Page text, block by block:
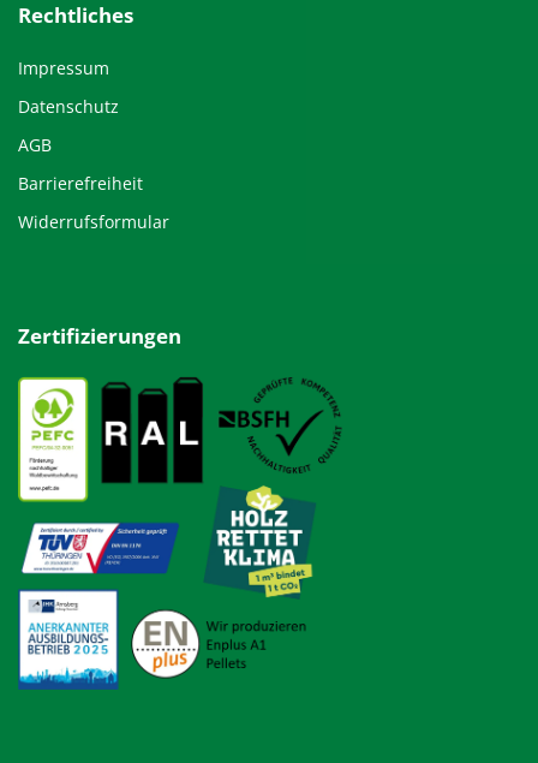
Rechtliches
Impressum
Datenschutz
AGB
Barrierefreiheit
Widerrufsformular
Zertifizierungen